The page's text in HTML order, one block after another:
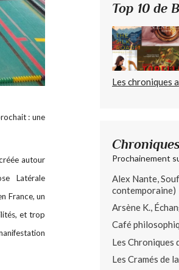
: une
autour
Latérale
France, un
et trop
Top 10 de
Les chroniques
Prochainement
Alex Nante,
contemporaine)
Arsène K.,
Café
Les Chroniques
Les Cramés de